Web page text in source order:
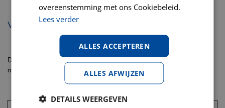
VOEDINGSADVIES
Dit is slechts een advies, ieder dier heeft zijn eigen behoeften. Geef
meer of minder als uw hond dat nodig heeft, voer ‘met uw ogen’.
Gewicht van de hond
overeenstemming met ons Cookiebeleid.
Lees verder
ALLES ACCEPTEREN
ALLES AFWIJZEN
DETAILS WEERGEVEN